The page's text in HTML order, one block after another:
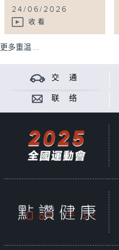
24/06/2026
收看
更多重温 ...
交 通
联 络